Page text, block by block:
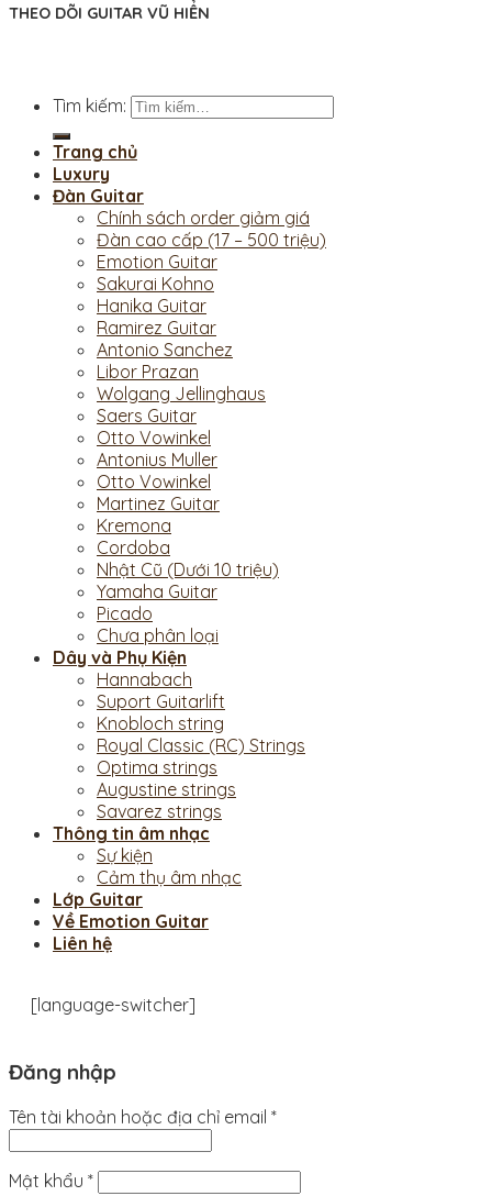
THEO DÕI GUITAR VŨ HIỂN
Tìm kiếm:
Trang chủ
Luxury
Đàn Guitar
Chính sách order giảm giá
Đàn cao cấp (17 – 500 triệu)
Emotion Guitar
Sakurai Kohno
Hanika Guitar
Ramirez Guitar
Antonio Sanchez
Libor Prazan
Wolgang Jellinghaus
Saers Guitar
Otto Vowinkel
Antonius Muller
Otto Vowinkel
Martinez Guitar
Kremona
Cordoba
Nhật Cũ (Dưới 10 triệu)
Yamaha Guitar
Picado
Chưa phân loại
Dây và Phụ Kiện
Hannabach
Suport Guitarlift
Knobloch string
Royal Classic (RC) Strings
Optima strings
Augustine strings
Savarez strings
Thông tin âm nhạc
Sự kiện
Cảm thụ âm nhạc
Lớp Guitar
Về Emotion Guitar
Liên hệ
[language-switcher]
Đăng nhập
Tên tài khoản hoặc địa chỉ email *
Mật khẩu *